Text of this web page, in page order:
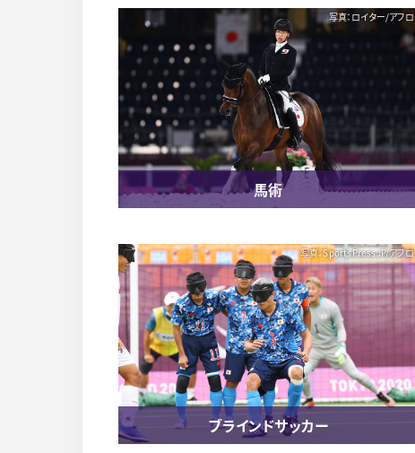
写真：ロイター/アフロ
馬術
写真：SportsPressJP/アフロ
ブラインドサッカー